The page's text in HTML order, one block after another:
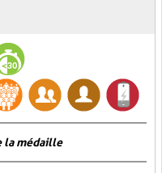
la médaille